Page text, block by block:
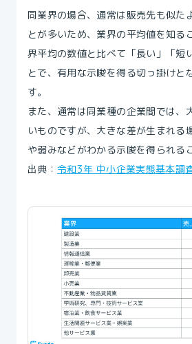
同業界の場合、通常は販売先も似た
とが多いため、業界の平均値を知る
界平均の数値と比べて「長い」「短
とで、有用な示唆を得る切っ掛けと
す。
また、通常は同業種の企業間では、
いものですが、大きな差が生まれる
や弱みなどがわかる示唆を得られる
出典：令和3年 中小企業実態基本調